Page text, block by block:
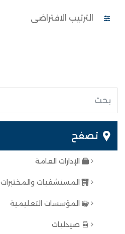
تصفح
الإدارات العامة
المستشفيات والمختبرات
المؤسسات التعليمية
صيدليات